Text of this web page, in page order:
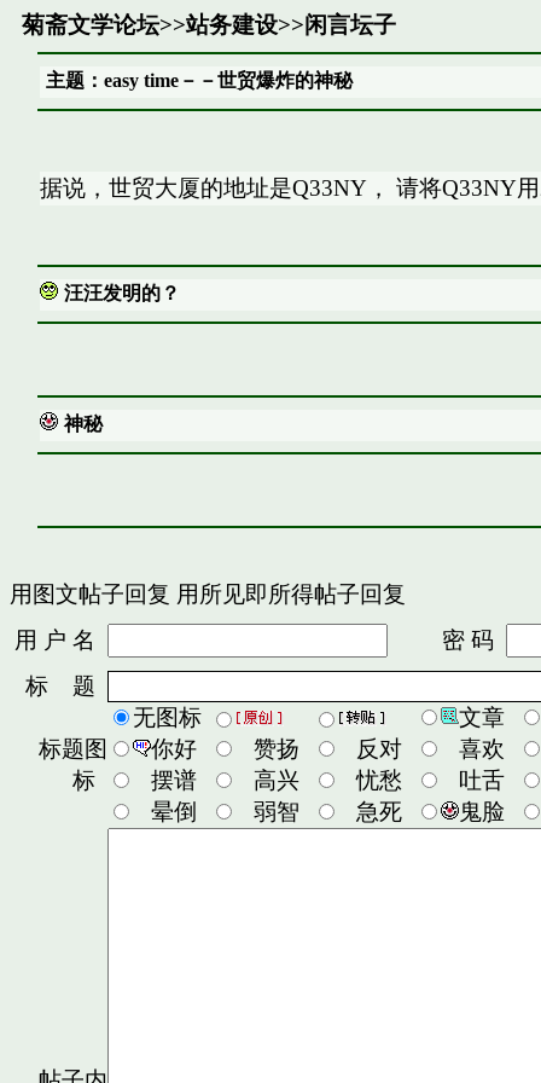
菊斋文学论坛>>站务建设>>闲言坛子
主题：easy time－－世贸爆炸的神秘
据说，世贸大厦的地址是Q33NY， 请将Q33NY
汪汪发明的？
神秘
用图文帖子回复 用所见即所得帖子回复
用 户 名
密 码
标 题
标题图
标
无图标
文章
你好
赞扬 反对
喜欢
摆谱
高兴 忧愁
吐舌
晕倒
弱智 急死 鬼脸